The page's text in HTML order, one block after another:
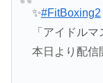
✨#FitBoxing2
「アイドル
本日より配信